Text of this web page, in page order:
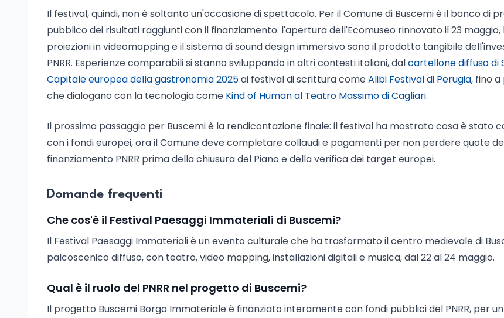
Il festival, quindi, non è soltanto un'occasione di spettacolo. Per il Comune di Buscemi è il banco di
pubblico dei risultati raggiunti con il finanziamento: l'apertura dell'Ecomuseo rinnovato il 23 maggio,
proiezioni in videomapping e il sistema di sound design immersivo sono il prodotto tangibile
PNRR. Esperienze comparabili si stanno sviluppando in altri contesti italiani, dalcartellone diffuso di
Capitale europea della gastronomia 2025ai festival di scrittura comeAlibi Festival di Perugia, fino
che dialogano con la tecnologia come Kind of Human al Teatro Massimo di Cagliari.
Il prossimo passaggio per Buscemi è la rendicontazione finale: il festival ha mostrato cosa è stato
con i fondi europei, ora il Comune deve completare collaudi e pagamenti per non perdere quote
finanziamento PNRR prima della chiusura del Piano e della verifica dei target europei.
Domande frequenti
Che cos'è il Festival Paesaggi Immateriali di Buscemi?
Il Festival Paesaggi Immateriali è un evento culturale che ha trasformato il centro medievale di
palcoscenico diffuso, con teatro, video mapping, installazioni digitali e musica, dal 22 al 24 maggio.
Qual è il ruolo del PNRR nel progetto di Buscemi?
Il progetto Buscemi Borgo Immateriale è finanziato interamente con fondi pubblici del PNRR, per